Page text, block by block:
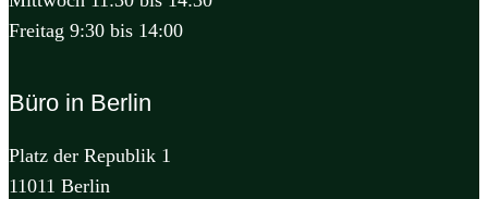
Freitag 9:30 bis 14:00
Büro in Berlin
Platz der Republik 1
11011 Berlin